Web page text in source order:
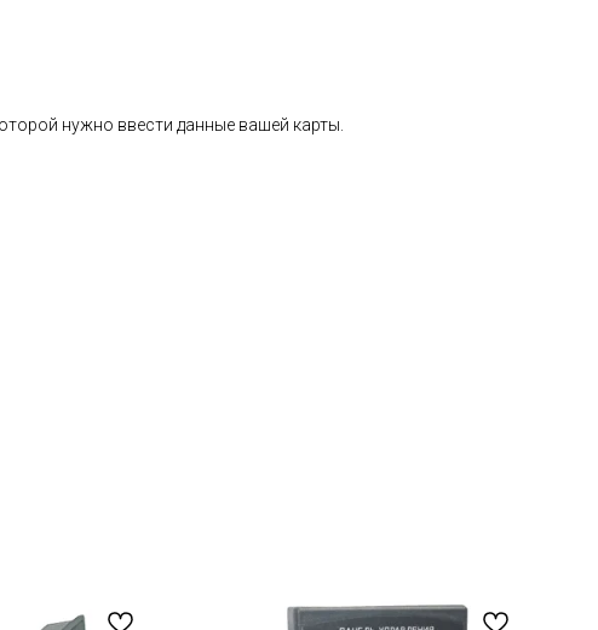
нужно ввести данные вашей карты.